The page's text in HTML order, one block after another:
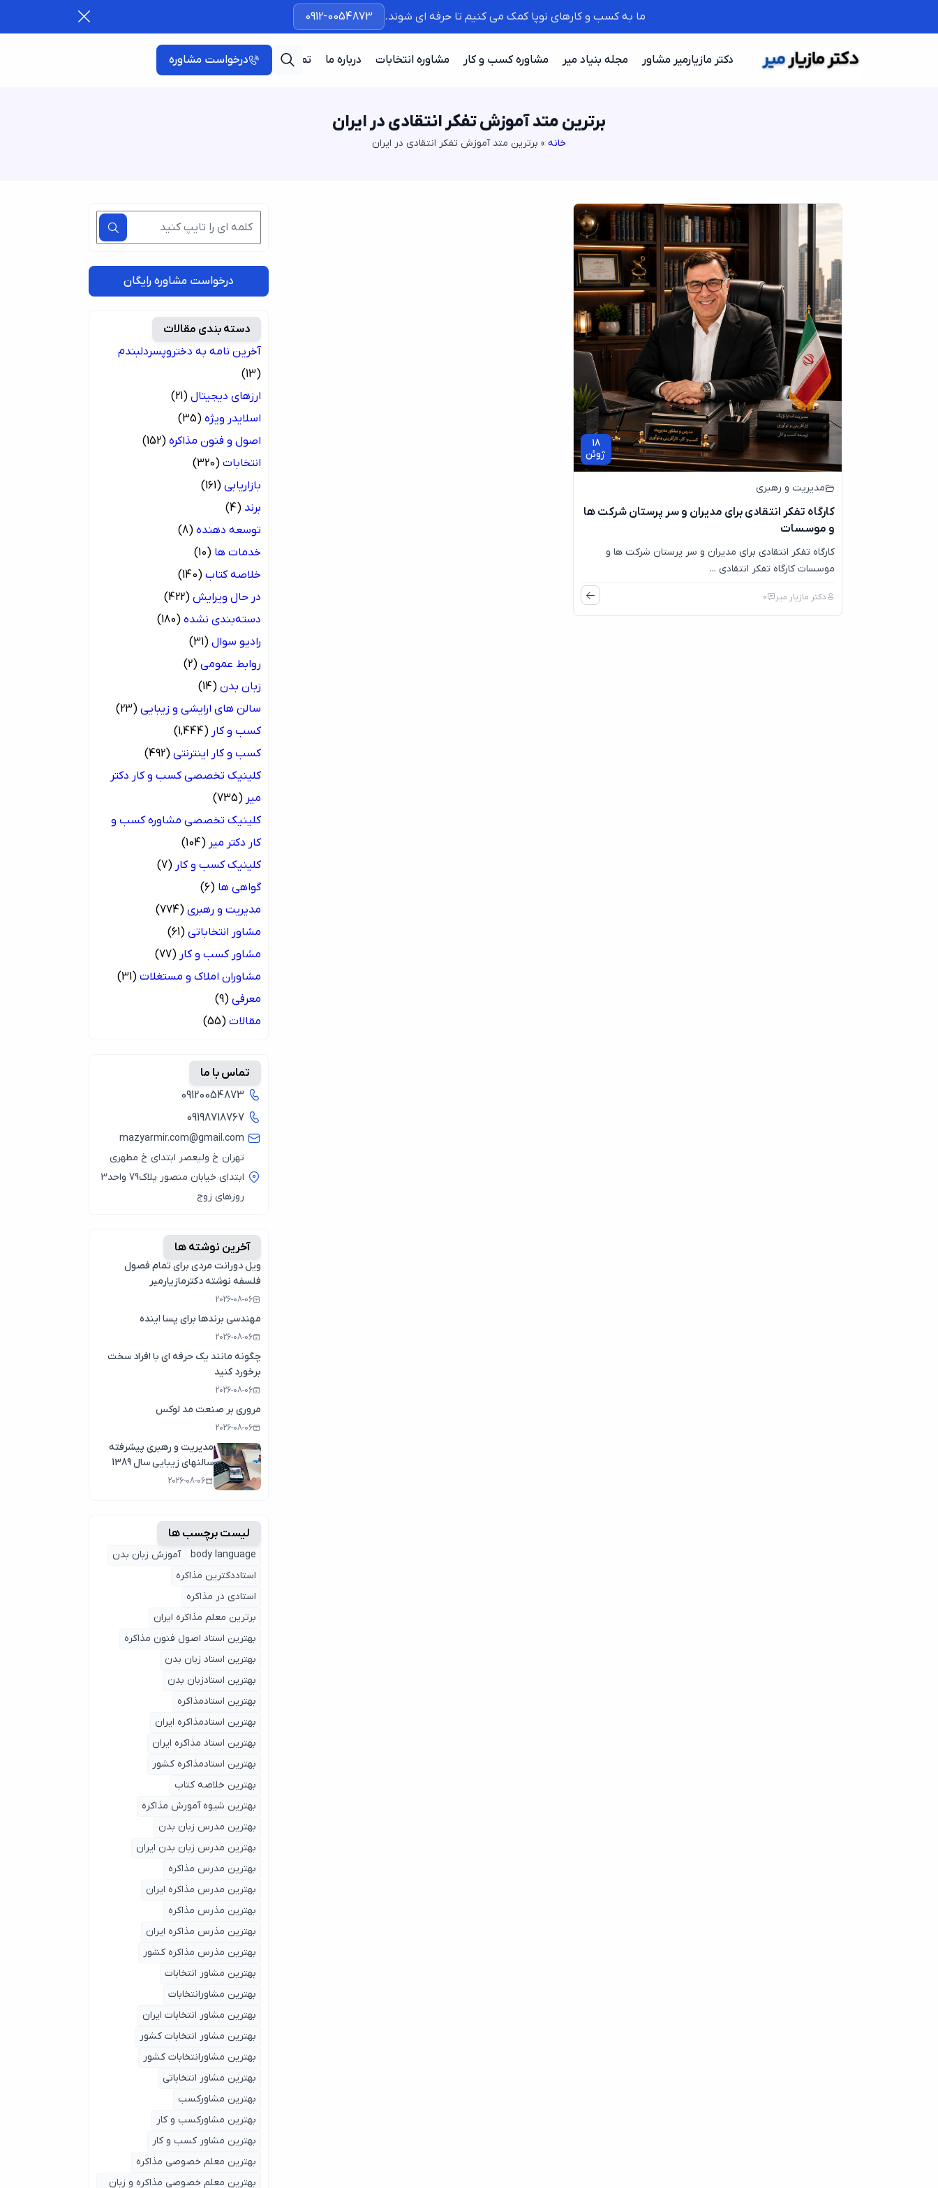
ما به کسب و کارهای نوپا کمک می کنیم تا حرفه ای شوند. 0912-0054873
دکتر مازیارمیر مشاور مجله بنیاد میر مشاوره کسب و کار مشاوره انتخابات درباره ما تماس با ما درخواست مشاوره
برترین متد آموزش تفکر انتقادی در ایران
خانه » برترین متد آموزش تفکر انتقادی در ایران
18
ژوئن
مدیریت و رهبری
کارگاه تفکر انتقادی برای مدیران و سر پرستان شرکت ها
و موسسات
کارگاه تفکر انتقادی برای مدیران و سر پرستان شرکت ها و
موسسات کارگاه تفکر انتقادی ...
دکتر مازیار میر 0
درخواست مشاوره رایگان
دسته بندی مقالات
آخرین نامه به دختروپسردلبندم
(13)
ارزهای دیجیتال (21)
اسلایدر ویژه (35)
اصول و فنون مذاکره (152)
انتخابات (320)
بازاریابی (161)
برند (4)
توسعه دهنده (8)
خدمات ها (10)
خلاصه کتاب (140)
در حال ویرایش (422)
دسته‌بندی نشده (180)
رادیو سوال (31)
روابط عمومی (2)
زبان بدن (14)
سالن های ارایشی و زیبایی (23)
کسب و کار (1,444)
کسب و کار اینترنتی (492)
کلینیک تخصصی کسب و کار دکتر
میر (735)
کلینیک تخصصی مشاوره کسب و
کار دکتر میر (104)
کلینیک کسب و کار (7)
گواهی ها (6)
مدیریت و رهبری (774)
مشاور انتخاباتی (61)
مشاور کسب و کار (77)
مشاوران املاک و مستغلات (31)
معرفی (9)
مقالات (55)
تماس با ما
09120054873
09198718767
mazyarmir.com@gmail.com
تهران خ ولیعصر ابتدای خ مطهری
ابتدای خیابان منصور پلاک79 واحد3
روزهای زوج
آخرین نوشته ها
ویل دورانت مردی برای تمام فصول
فلسفه نوشته دکترمازیارمیر
2026-08-06
مهندسی برندها برای پسا اینده
2026-08-06
چگونه مانند یک حرفه ای با افراد سخت
برخورد کنید
2026-08-06
مروری بر صنعت مد لوکس
2026-08-06
مدیریت و رهبری پیشرفته
سالنهای زیبایی سال 1389
2026-08-06
لیست برچسب ها
body language
آموزش زبان بدن
استاددکترین مذاکره
استادی در مذاکره
برترین معلم مذاکره ایران
بهترین استاد اصول ‌فنون مذاکره
بهترین استاد زبان بدن
بهترین استادزبان بدن
بهترین استادمذاکره
بهترین استادمذاکره ایران
بهترین استاد مذاکره ایران
بهترین استادمذاکره کشور
بهترین خلاصه کتاب
بهترین شیوه آمورش مذاکره
بهترین مدرس زبان بدن
بهترین مدرس زبان بدن ایران
بهترین مدرس مذاکره
بهترین مدرس مذاکره ایران
بهترین مذرس مذاکره
بهترین مذرس مذاکره ایران
بهترین مذرس مذاکره کشور
بهترین مشاور انتخابات
بهترین مشاورانتخابات
بهترین مشاور انتخابات ایران
بهترین مشاور انتخابات کشور
بهترین مشاورانتخابات کشور
بهترین مشاور انتخاباتی
بهترین مشاورکسب
بهترین مشاورکسب و کار
بهترین مشاور کسب و کار
بهترین معلم خصوصی مذاکره
بهترین معلم خصوصی مذاکره و زبان